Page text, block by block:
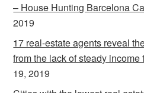
– House Hunting Barcelona
2019
17 real-estate agents reveal
from the lack of steady
19, 2019